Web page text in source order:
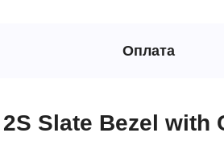
Оплата
Slate Bezel with